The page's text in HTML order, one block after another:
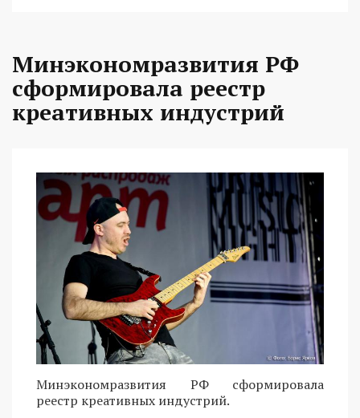
Минэкономразвития РФ
сформировала реестр
креативных индустрий
Минэкономразвития РФ сформировала
реестр креативных индустрий.